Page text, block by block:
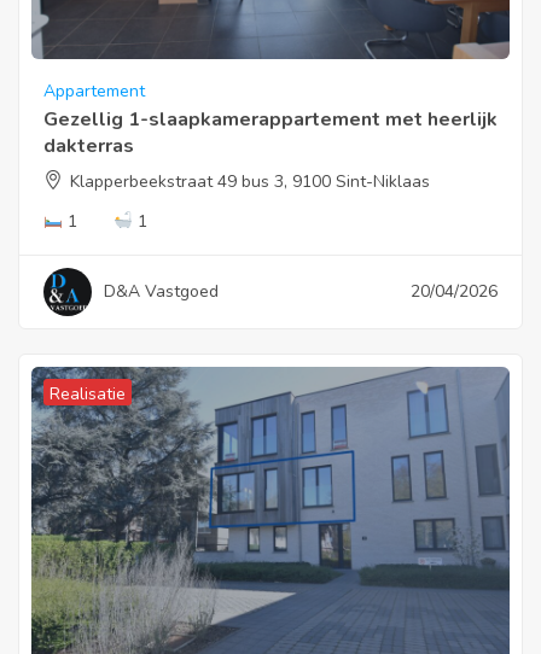
Appartement
Gezellig 1-slaapkamerappartement met heerlijk
dakterras
Klapperbeekstraat 49 bus 3, 9100 Sint-Niklaas
1
1
D&A Vastgoed 20/04/2026
Realisatie